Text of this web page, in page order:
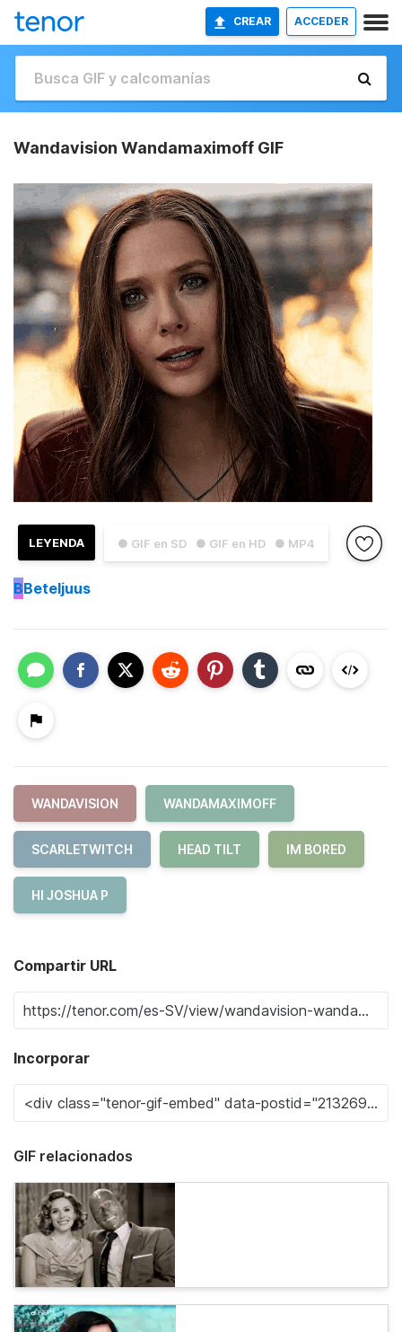
CREAR ACCEDER
Wandavision Wandamaximoff GIF
● GIF en SD ● GIF en HD ● MP4
LEYENDA
BBeteljuus
WANDAVISION WANDAMAXIMOFF
SCARLETWITCH HEAD TILT IM BORED
HI JOSHUA P
Compartir URL
Incorporar
GIF relacionados